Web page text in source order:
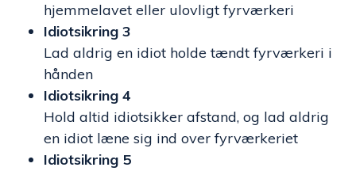
hjemmelavet eller ulovligt fyrværkeri
Idiotsikring 3
Lad aldrig en idiot holde tændt fyrværkeri i
hånden
Idiotsikring 4
Hold altid idiotsikker afstand, og lad aldrig
en idiot læne sig ind over fyrværkeriet
Idiotsikring 5